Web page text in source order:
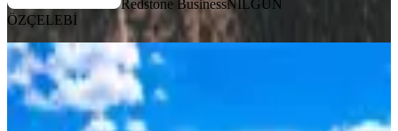
Redstone BusinessNİLGÜN
ÖZÇELEBİ
Aklar’da Huzur, Doğa Ve Manzara
Severler İçin 1.047 M²
Kaş, Aklar Mahallesi